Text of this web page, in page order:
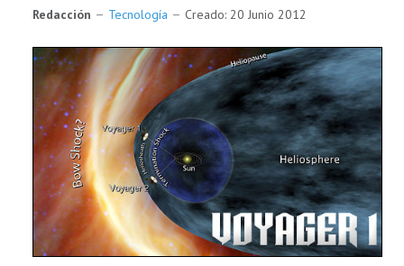
Redacción Tecnología Creado: 20 Junio 2012